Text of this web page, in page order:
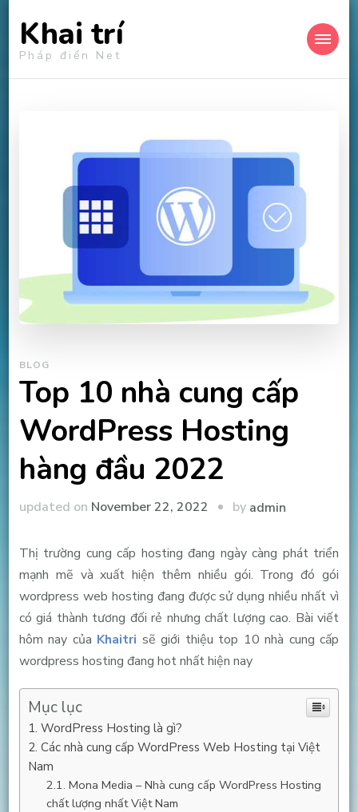
Khai trí
Pháp điển Net
BLOG
Top 10 nhà cung cấp
WordPress Hosting
hàng đầu 2022
updated on November 22, 2022 by admin
Thị trường cung cấp hosting đang ngày càng phát triển
mạnh mẽ và xuất hiện thêm nhiều gói. Trong đó gói
wordpress web hosting đang được sử dụng nhiều nhất vì
có giá thành tương đối rẻ nhưng chất lượng cao. Bài viết
hôm nay của Khaitri sẽ giới thiệu top 10 nhà cung cấp
wordpress hosting đang hot nhất hiện nay
Mục lục
WordPress Hosting là gì?
Các nhà cung cấp WordPress Web Hosting tại Việt
Nam
Mona Media – Nhà cung cấp WordPress Hosting
chất lượng nhất Việt Nam